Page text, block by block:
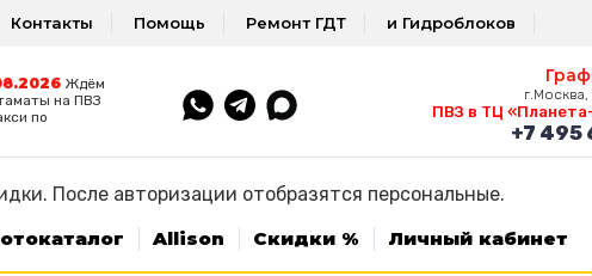
Контакты Помощь Ремонт ГДТ и Гидроблоков
Ждём
на ПВЗ
по
ПВЗ в ТЦ
+7 495
После авторизации отобразятся персональные.
Allison Скидки % Личный кабинет